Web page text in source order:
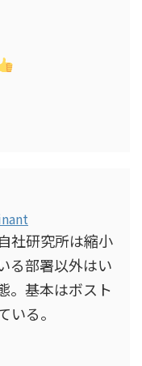
社研究所は縮小
る部署以外はい
。基本はボスト
いる。